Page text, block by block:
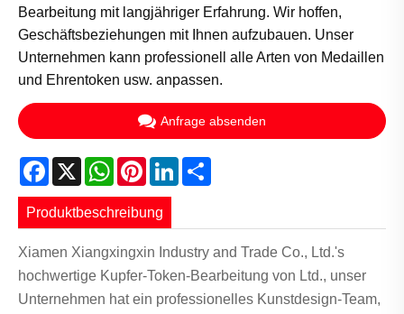
Bearbeitung mit langjähriger Erfahrung. Wir hoffen,
Geschäftsbeziehungen mit Ihnen aufzubauen. Unser
Unternehmen kann professionell alle Arten von Medaillen
und Ehrentoken usw. anpassen.
Anfrage absenden
Facebook
X WhatsApp
PinterestLinkedIn
Produktbeschreibung
Xiamen Xiangxingxin Industry and Trade Co., Ltd.'s
hochwertige Kupfer-Token-Bearbeitung von Ltd., unser
Unternehmen hat ein professionelles Kunstdesign-Team,